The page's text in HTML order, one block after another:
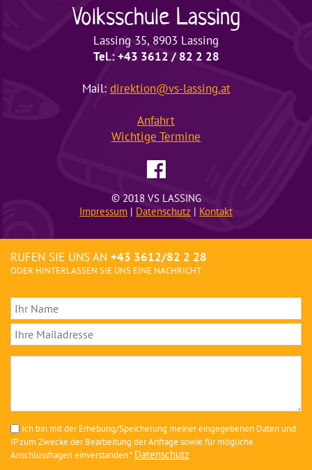
VolksschuleLassing
Lassing 35, 8903 Lassing
Tel.: +43 3612 / 82 2 28
Mail: direktion@vs-lassing.at
Anfahrt
Wichtige Termine
© 2018 VS LASSING
Impressum | Datenschutz | Kontakt
RUFEN SIE UNS AN +43 3612/82 2 28
ODER HINTERLASSEN SIE UNS EINE NACHRICHT
Ich bin mit der Erhebung/Speicherung meiner eingegebenen Daten und
IP zum Zwecke der Bearbeitung der Anfrage sowie für mögliche
Anschlussfragen einverstanden.* Datenschutz